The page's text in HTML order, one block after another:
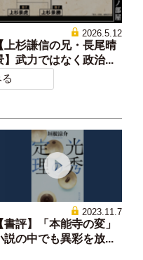
2026.5.12
上杉謙信の兄・長尾晴
】武力ではなく政治...
2023.11.7
書評】「本能寺の変」
説の中でも異彩を放...